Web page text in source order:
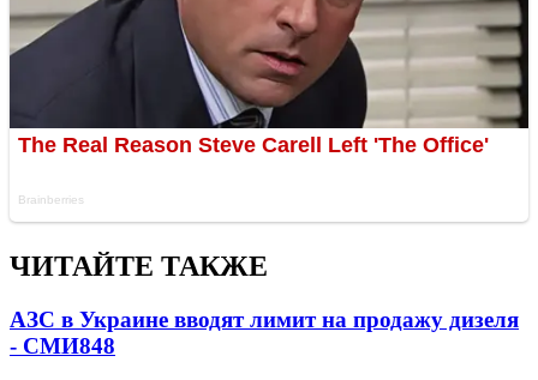
ЧИТАЙТЕ ТАКЖЕ
АЗС в Украине вводят лимит на продажу дизеля
- СМИ848